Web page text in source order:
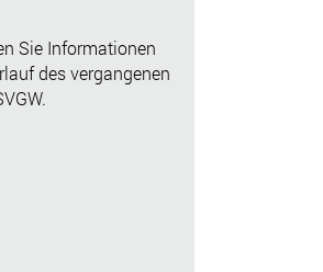
Sie Informationen
des vergangenen